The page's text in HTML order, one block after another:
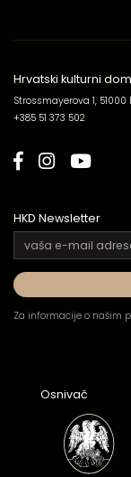
Hrvatski kulturni
Strossmayerova 1, 51000
+385 51 373 502
HKD Newsletter
Za informacije o našim
Osnivač